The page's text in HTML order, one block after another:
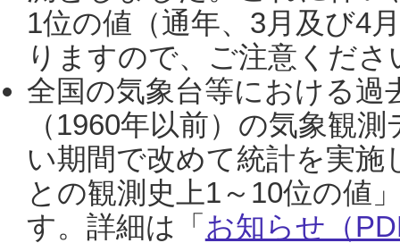
1位の値（通年、3月及び4
りますので、ご注意くだ
全国の気象台等における過
（1960年以前）の気象観
い期間で改めて統計を実
との観測史上1～10位の値
す。詳細は「 お知らせ（